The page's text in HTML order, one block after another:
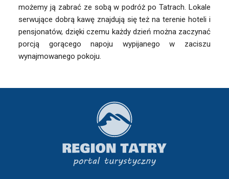
możemy ją zabrać ze sobą w podróż po Tatrach. Lokale
serwujące dobrą kawę znajdują się też na terenie hoteli i
pensjonatów, dzięki czemu każdy dzień można zaczynać
porcją gorącego napoju wypijanego w zaciszu
wynajmowanego pokoju.